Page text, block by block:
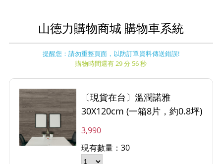
山德力購物商城 購物車系統
提醒您：請勿重整頁面，以防訂單資料傳送錯誤!
購物時間還有 29 分 56 秒
〔現貨在台〕溫潤諾雅
30X120cm (一箱8片，約0.8坪)
3,990
現有數量：30